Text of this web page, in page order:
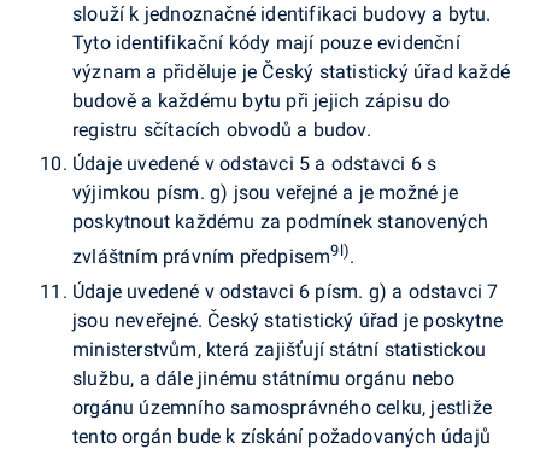
slouží k jednoznačné identifikaci budovy a bytu.
Tyto identifikační kódy mají pouze evidenční
význam a přiděluje je Český statistický úřad každé
budově a každému bytu při jejich zápisu do
registru sčítacích obvodů a budov.
Údaje uvedené v odstavci 5 a odstavci 6 s
výjimkou písm. g) jsou veřejné a je možné je
poskytnout každému za podmínek stanovených
zvláštním právním předpisem9l).
Údaje uvedené v odstavci 6 písm. g) a odstavci 7
jsou neveřejné. Český statistický úřad je poskytne
ministerstvům, která zajišťují státní statistickou
službu, a dále jinému státnímu orgánu nebo
orgánu územního samosprávného celku, jestliže
tento orgán bude k získání požadovaných údajů